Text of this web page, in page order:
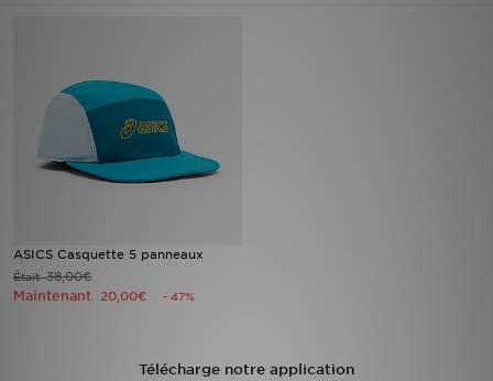
ASICS Casquette 5 panneaux
Était38,00€
Maintenant 20,00€ - 47%
Télécharge notre application
Collections
Marques
Sports